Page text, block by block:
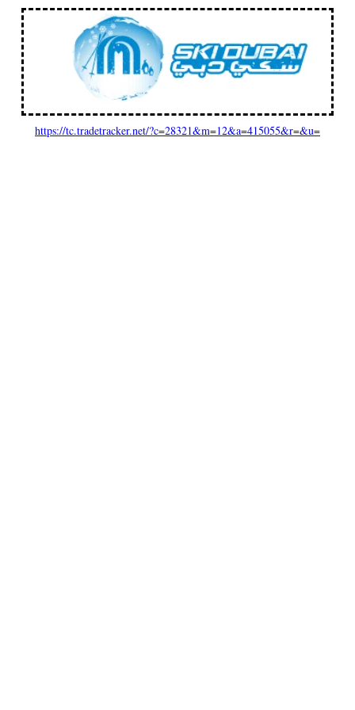
https://tc.tradetracker.net/?c=28321&m=12&a=415055&r=&u=